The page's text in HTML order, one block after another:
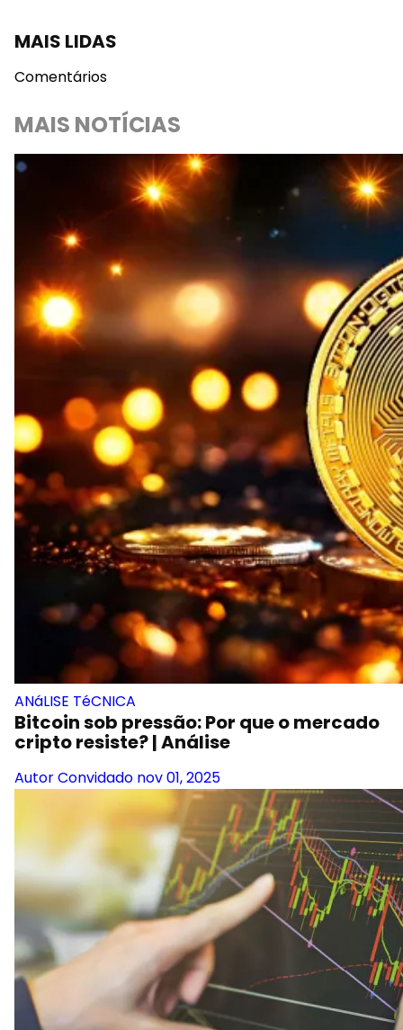
MAIS LIDAS
Comentários
MAIS NOTÍCIAS
ANáLISE TéCNICA
Bitcoin sob pressão: Por que o mercado
cripto resiste? | Análise
Autor Convidado nov 01, 2025